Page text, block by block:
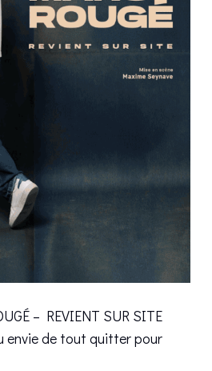
– REVIENT SUR SITE
envie de tout quitter pour